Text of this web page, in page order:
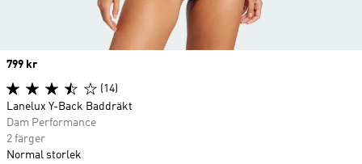
Price
799 kr
(14)
Lanelux Y-Back Baddräkt
Dam Performance
2 färger
Normal storlek